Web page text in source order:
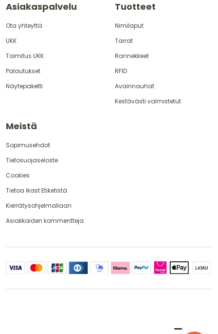
Asiakaspalvelu
Ota yhteyttä
UKK
Toimitus UKK
Palautukset
Näytepaketti
Tuotteet
Nimilaput
Tarrat
Rannekkeet
RFID
Avainnauhat
Kestävästi valmistetut
Meistä
Sopimusehdot
Tietosuojaseloste
Cookies
Tietoa Ikast Etiketistä
Kierrätysohjelmallaan
Asiakkaiden kommentteja